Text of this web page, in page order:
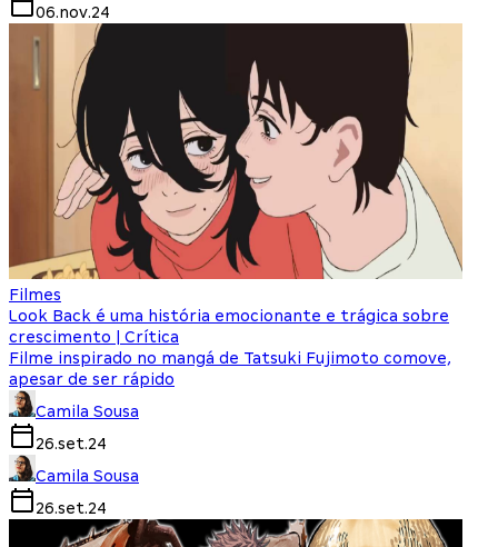
06.nov.24
Filmes
Look Back é uma história emocionante e trágica sobre
crescimento | Crítica
Filme inspirado no mangá de Tatsuki Fujimoto comove,
apesar de ser rápido
Camila Sousa
26.set.24
Camila Sousa
26.set.24